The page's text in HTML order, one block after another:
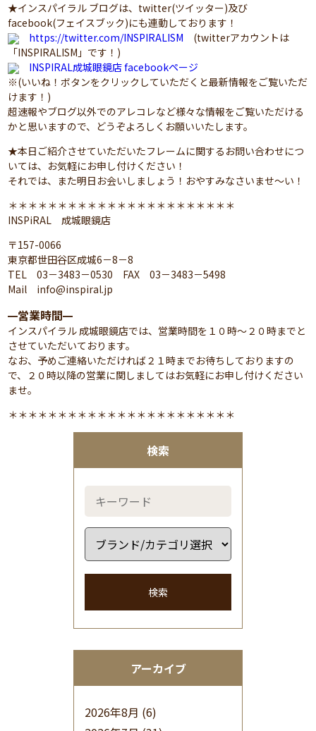
検索
検索
アーカイブ
2026年8月 (6)
★インスパイラル ブログは、twitter(ツイッター)及び
facebook(フェイスブック)にも連動しております！
https://twitter.com/INSPIRALISM (twitterアカウントは
「INSPIRALISM」です！)
INSPIRAL成城眼鏡店 facebookページ
※(いいね！ボタンをクリックしていただくと最新情報をご覧いただ
けます！)
超速報やブログ以外でのアレコレなど様々な情報をご覧いただける
かと思いますので、どうぞよろしくお願いいたします。
★本日ご紹介させていただいたフレームに関するお問い合わせにつ
いては、お気軽にお申し付けください！
それでは、また明日お会いしましょう！おやすみなさいませ～い！
＊＊＊＊＊＊＊＊＊＊＊＊＊＊＊＊＊＊＊＊＊＊＊
INSPiRAL 成城眼鏡店
〒157-0066
東京都世田谷区成城6－8－8
TEL 03－3483－0530 FAX 03－3483－5498
Mail info@inspiral.jp
━営業時間━
インスパイラル 成城眼鏡店では、営業時間を１０時～２０時までと
させていただいております。
なお、予めご連絡いただければ２１時までお待ちしておりますの
で、２０時以降の営業に関しましてはお気軽にお申し付けください
ませ。
＊＊＊＊＊＊＊＊＊＊＊＊＊＊＊＊＊＊＊＊＊＊＊